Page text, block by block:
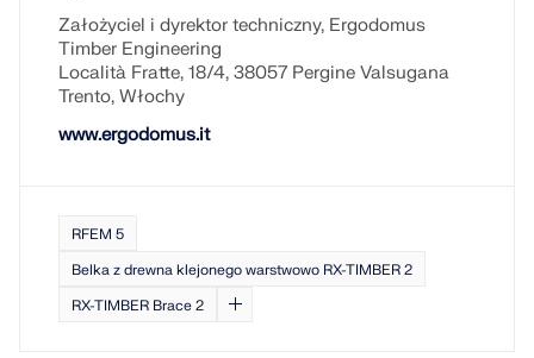
Założyciel i dyrektor techniczny, Ergodomus
Timber Engineering
Località Fratte, 18/4, 38057 Pergine Valsugana
Trento, Włochy
www.ergodomus.it
RFEM 5
Belka z drewna klejonego warstwowo RX-TIMBER 2
RX-TIMBER Brace 2